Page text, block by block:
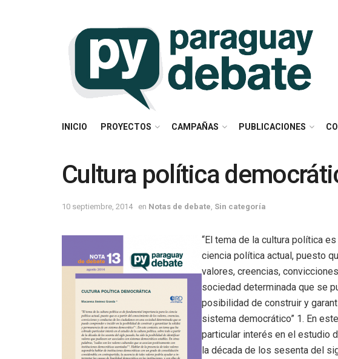
INICIO PROYECTOS CAMPAÑAS PUBLICACIONES
Cultura política
10 septiembre, 2014 en Notas de debate Sin categoría
“El tema de la cultura política
ciencia política actual, puesto
valores, creencias,
sociedad determinada que se
posibilidad de construir y
sistema democrático” 1. En
particular interés en el estudio
la década de los sesenta del